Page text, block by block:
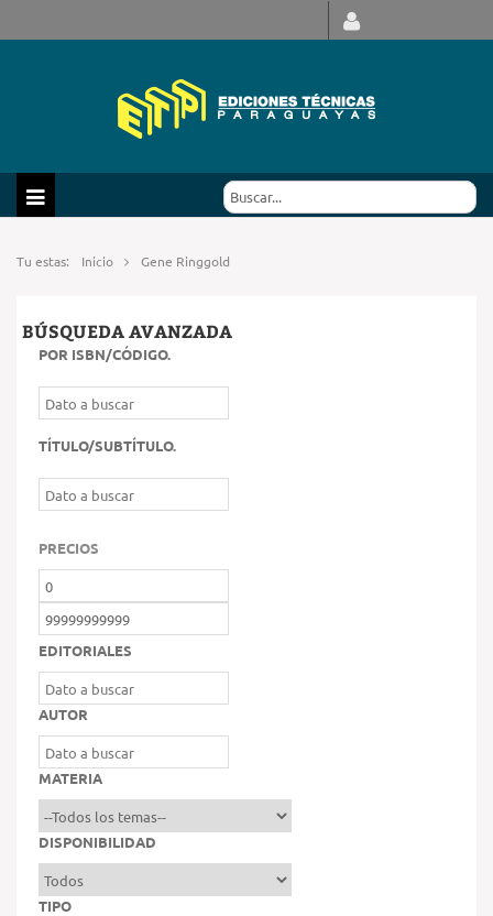
Tu estas: Inicio Gene Ringgold
BÚSQUEDA AVANZADA
POR ISBN/CÓDIGO.
TÍTULO/SUBTÍTULO.
PRECIOS
EDITORIALES
AUTOR
MATERIA
DISPONIBILIDAD
TIPO